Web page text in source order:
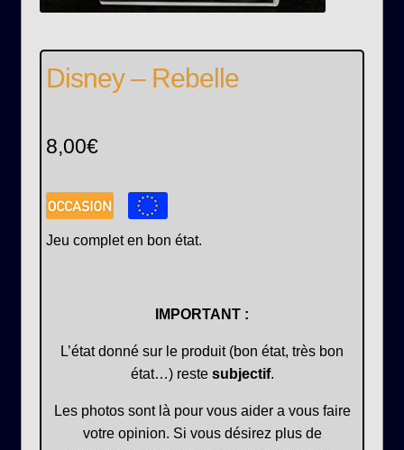
Disney – Rebelle
8,00€
Jeu complet en bon état.
IMPORTANT :
L’état donné sur le produit (bon état, très bon
état…) reste subjectif.
Les photos sont là pour vous aider a vous faire
votre opinion. Si vous désirez plus de